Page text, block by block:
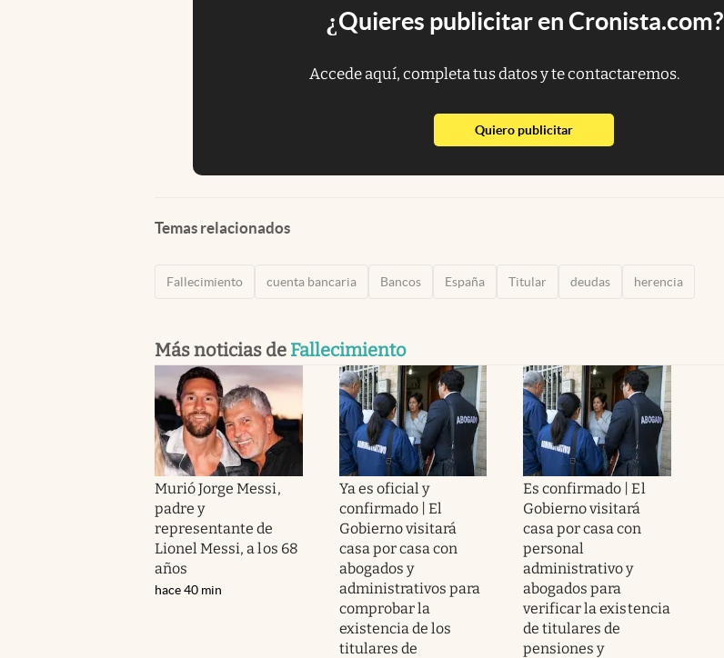
¿Quieres publicitar en Cronista.com?
Accede aquí, completa tus datos y te contactaremos.
Quiero publicitarabre en nueva pestaña
Temas relacionados
Fallecimiento cuenta bancaria Bancos España Titular deudas herencia
Más noticias de Fallecimiento
Murió Jorge Messi,
padre y
representante de
Lionel Messi, a los 68
años
hace 40 min
Ya es oficial y
confirmado | El
Gobierno visitará
casa por casa con
abogados y
administrativos para
comprobar la
existencia de los
titulares de
Es confirmado | El
Gobierno visitará
casa por casa con
personal
administrativo y
abogados para
verificar la existencia
de titulares de
pensiones y